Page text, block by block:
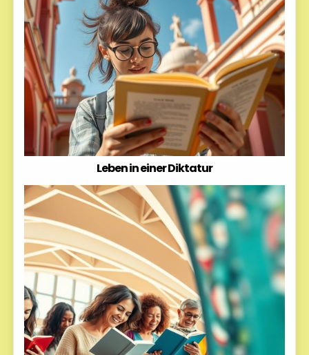
Leben in einer Diktatur